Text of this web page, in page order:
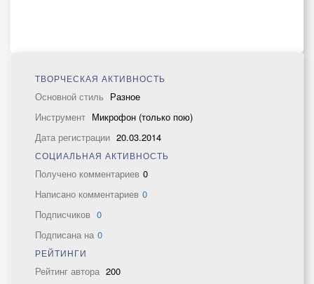
ТВОРЧЕСКАЯ АКТИВНОСТЬ
Основной стиль Разное
Инструмент Микрофон (только пою)
Дата регистрации 20.03.2014
СОЦИАЛЬНАЯ АКТИВНОСТЬ
Получено комментариев 0
Написано комментариев 0
Подписчиков 0
Подписана на 0
РЕЙТИНГИ
Рейтинг автора 200